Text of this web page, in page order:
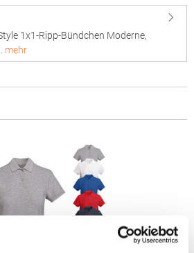
1x1-Ripp-Bündchen Moderne,
mehr